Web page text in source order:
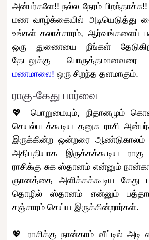
அன்பர்களே!! நல்ல நேரம்
மண வாழ்க்கையில் அடியெடுத்து
உங்கள் கலாச்சாரம், ஆர்வங்களைப்
ஒரு துணையை நீங்கள்
தேடலுக்கு
மணமாலை! ஒரு சிறந்த தளமாகும்.
ராகு-கேது பார்வை
💖 பொறுமையும், நிதானமும்
செயல்படக்கூடிய தனுசு ராசி
இருக்கின்ற ஒன்றரை ஆண்டுகாலம்
அதிபதியாக இருக்கக்கூடிய
ராசிக்கு சுக ஸ்தானம் என்னும்
ஞானத்தை அளிக்கக்கூடிய கேது
தொழில் ஸ்தானம் என்னும்
சஞ்சாரம் செய்ய இருக்கின்றார்கள்.
💖 ராசிக்கு நான்காம் வீட்டில் அடி